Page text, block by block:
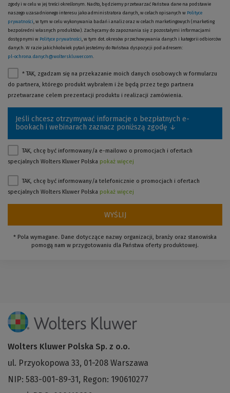
zgody i w celu w jej treści określonym. Nadto, będziemy przetwarzać Państwa dane na podstawie
naszego uzasadnionego interesu jako administratora danych, w celach opisanych w Polityce
prywatności , w tym w celu wykonywania badań i analiz oraz w celach marketingowych (marketing
bezpośredni własnych produktów). Zachęcamy do zapoznania się z pozostałymi informacjami
dostępnymi w Polityce prywatności , w tym dot. okresów przechowywania danych i kategorii odbiorców
danych. W razie jakichkolwiek pytań jesteśmy do Państwa dyspozycji pod adresem:
pl-ochrona.danych@wolterskluwer.com
* TAK, zgadzam się na przekazanie moich danych osobowych w formularzu
do partnera, którego produkt wybrałem i że będą przez tego partnera
przetwarzane celem prezentacji produktu i realizacji zamówienia.
Jeśli chcesz otrzymywać informacje o bezpłatnych e-
bookach i webinarach zaznacz poniższą zgodę ↓
TAK, chcę być informowany/a e-mailowo o promocjach i ofertach
specjalnych Wolters Kluwer Polska pokaż więcej
TAK, chcę być informowany/a telefonicznie o promocjach i ofertach
specjalnych Wolters Kluwer Polska pokaż więcej
WYŚLIJ
* Pola wymagane. Dane dotyczące nazwy organizacji, branży oraz stanowiska
pomogą nam w przygotowaniu dla Państwa oferty produktowej.
Wolters Kluwer Polska Sp. z o.o.
ul. Przyokopowa 33, 01-208 Warszawa
NIP: 583-001-89-31, Regon: 190610277